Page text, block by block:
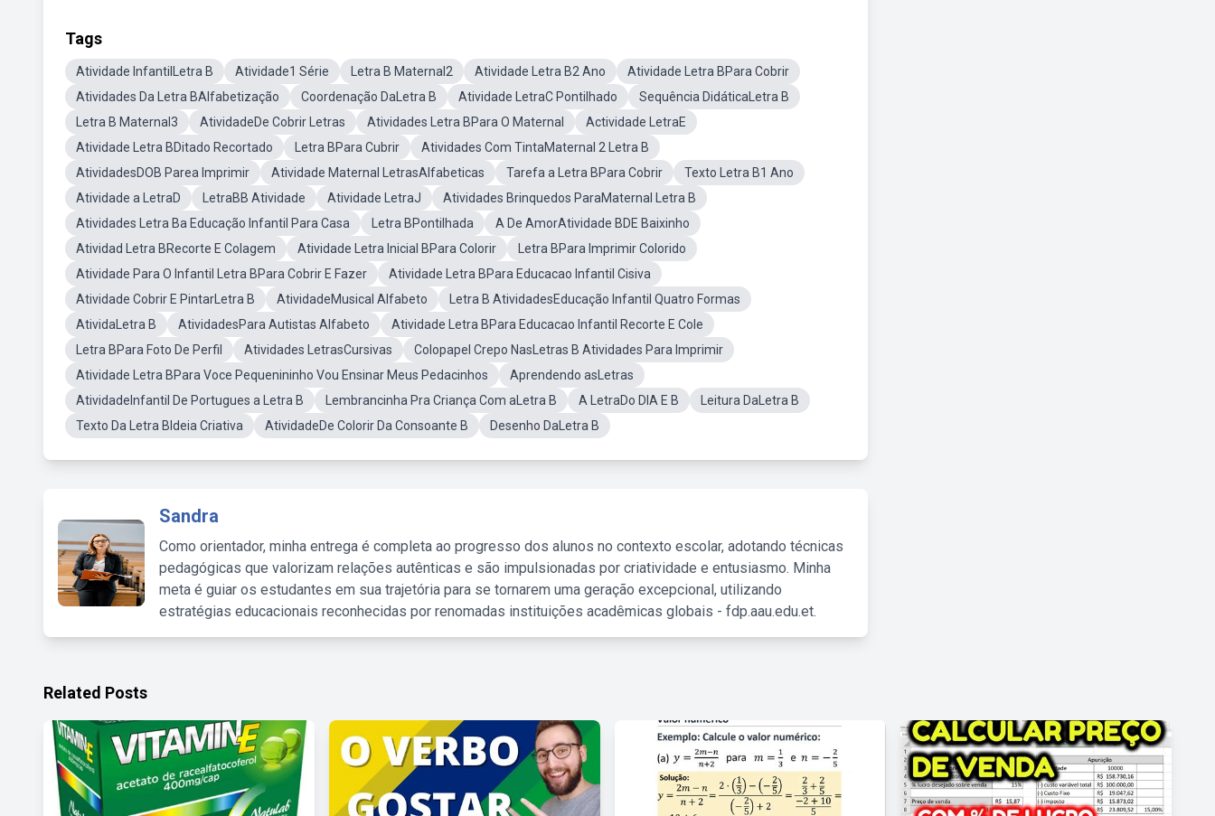
Tags
Atividade InfantilLetra B Atividade1 Série Letra B Maternal2 Atividade Letra B2 Ano
Atividade Letra BPara Cobrir
Atividades Da Letra BAlfabetização
Coordenação DaLetra B Atividade LetraC Pontilhado
Sequência DidáticaLetra B
Letra B Maternal3
AtividadeDe Cobrir Letras Atividades Letra BPara O Maternal
Actividade LetraE
Atividade Letra BDitado Recortado
Letra BPara Cubrir
Atividades Com TintaMaternal 2 Letra B
AtividadesDOB Parea Imprimir
Atividade Maternal LetrasAlfabeticas Tarefa a Letra BPara Cobrir
Texto Letra B1 Ano
Atividade a LetraD
LetraBB Atividade Atividade LetraJ
Atividades Brinquedos ParaMaternal Letra B
Atividades Letra Ba Educação Infantil Para Casa
Letra BPontilhada
A De AmorAtividade BDE Baixinho
Atividad Letra BRecorte E Colagem
Atividade Letra Inicial BPara Colorir
Letra BPara Imprimir Colorido
Atividade Para O Infantil Letra BPara Cobrir E Fazer
Atividade Letra BPara Educacao Infantil Cisiva
Atividade Cobrir E PintarLetra B
AtividadeMusical Alfabeto
Letra B AtividadesEducação Infantil Quatro Formas
AtividaLetra B
AtividadesPara Autistas Alfabeto
Atividade Letra BPara Educacao Infantil Recorte E Cole
Letra BPara Foto De Perfil
Atividades LetrasCursivas
Colopapel Crepo NasLetras B Atividades Para Imprimir
Atividade Letra BPara Voce Pequenininho Vou Ensinar Meus Pedacinhos
Aprendendo asLetras
AtividadeInfantil De Portugues a Letra B
Lembrancinha Pra Criança Com aLetra B A LetraDo DIA E B
Leitura DaLetra B
Texto Da Letra BIdeia Criativa
AtividadeDe Colorir Da Consoante B Desenho DaLetra B
Sandra
Como orientador, minha entrega é completa ao progresso dos alunos no contexto escolar, adotando técnicas
pedagógicas que valorizam relações autênticas e são impulsionadas por criatividade e entusiasmo. Minha
meta é guiar os estudantes em sua trajetória para se tornarem uma geração excepcional, utilizando
estratégias educacionais reconhecidas por renomadas instituições acadêmicas globais - fdp.aau.edu.et.
Related Posts